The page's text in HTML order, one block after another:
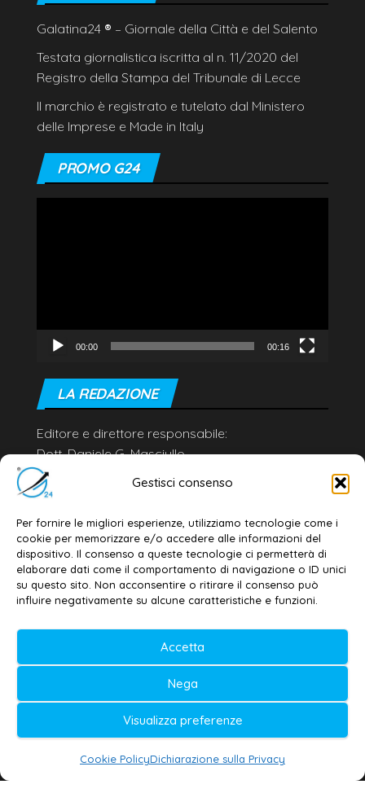
Gestisci consenso
Per fornire le migliori esperienze, utilizziamo tecnologie come i
cookie per memorizzare e/o accedere alle informazioni del
dispositivo. Il consenso a queste tecnologie ci permetterà di
elaborare dati come il comportamento di navigazione o ID unici
su questo sito. Non acconsentire o ritirare il consenso può
influire negativamente su alcune caratteristiche e funzioni.
Accetta
Nega
Visualizza preferenze
Cookie PolicyDichiarazione sulla Privacy
Galatina24 ® – Giornale della Città e del Salento
Testata giornalistica iscritta al n. 11/2020 del
Registro della Stampa del Tribunale di Lecce
Il marchio è registrato e tutelato dal Ministero
delle Imprese e Made in Italy
PROMO G24
00:00 00:16
LA REDAZIONE
Editore e direttore responsabile:
Dott. Daniele G. Masciullo
Email:
redazione@galatina24.it
Privacy policy–Cookie policy
© 2020-2026 | Galatina24 ®
Testata iscritta al n. 11/2020 Registro della
Stampa Tribunale di Lecce
Editore e direttore responsabile:
Daniele G. Masciullo
Galatina24 è marchio registrato dal Ministero
delle Imprese